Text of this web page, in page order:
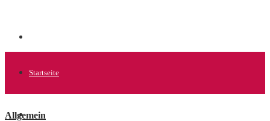
Startseite
Allgemein
Allgemein